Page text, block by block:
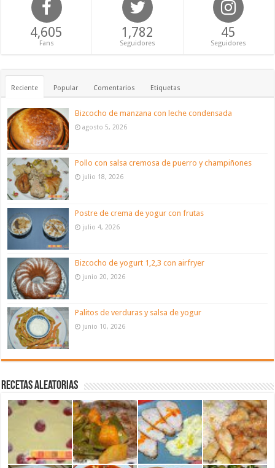
4,605
Fans
1,782
Seguidores
45
Seguidores
Reciente Popular Comentarios Etiquetas
Bizcocho de manzana con leche condensada
agosto 5, 2026
Pollo con salsa cremosa de puerro y champiñones
julio 18, 2026
Postre de crema de yogur con frutas
julio 4, 2026
Bizcocho de yogurt 1,2,3 con airfryer
junio 20, 2026
Palitos de verduras y salsa de yogur
junio 10, 2026
Recetas aleatorias